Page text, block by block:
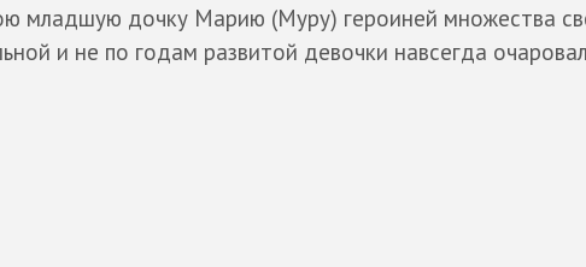
младшую дочку Марию (Муру) героиней множества
и не по годам развитой девочки навсегда